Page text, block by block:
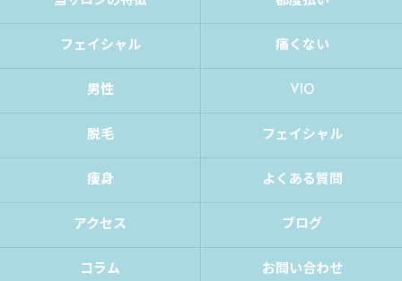
フェイシャル 痛くない
男性 VIO
脱毛 フェイシャル
痩身 よくある質問
アクセス ブログ
コラム お問い合わせ